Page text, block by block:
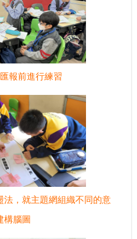
報前進行練習
法，就主題網組織不同的意
構腦圖